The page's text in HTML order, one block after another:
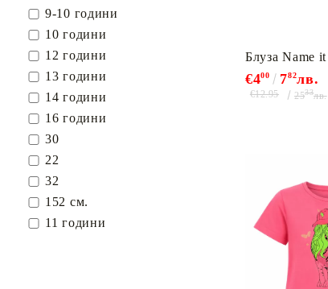
9-10 години
10 години
12 години
13 години
14 години
16 години
30
22
32
152 см.
11 години
Блуза Name it
€400 782лв.
€12.95 2533лв.